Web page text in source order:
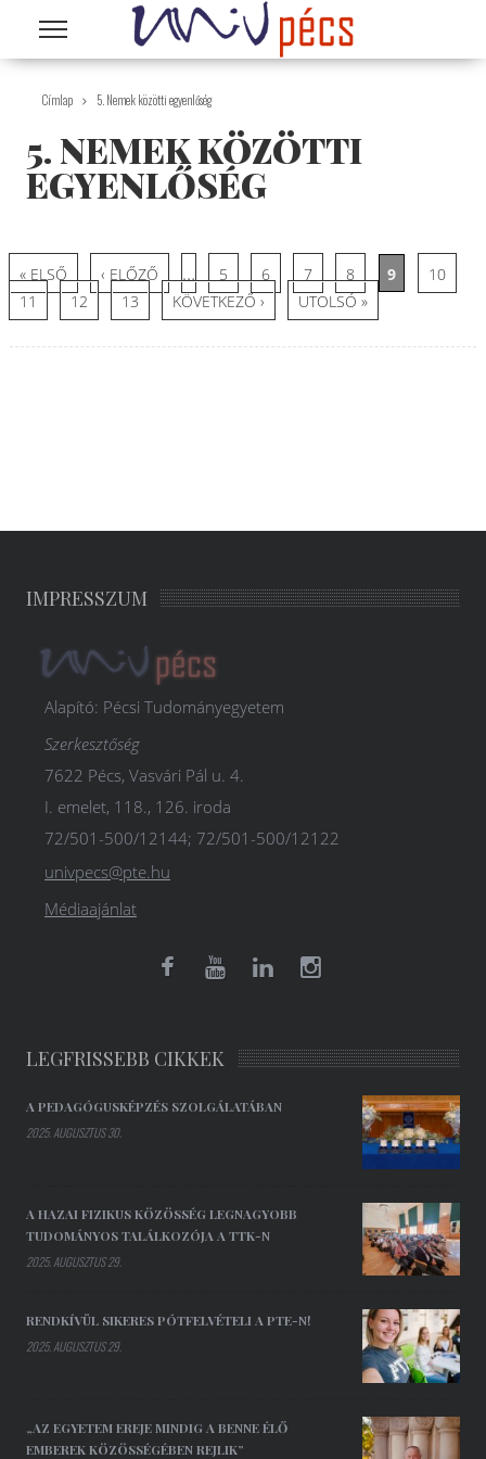
Ugrás a tartalomra
Címlap 5. Nemek közötti egyenlőség
5. NEMEK KÖZÖTTI
EGYENLŐSÉG
Oldalak
« ELSŐ ‹ ELŐZŐ … 5 6 7 8 9
10
11
12 13 KÖVETKEZŐ › UTOLSÓ »
IMPRESSZUM
Alapító: Pécsi Tudományegyetem
Szerkesztőség
7622 Pécs, Vasvári Pál u. 4.
I. emelet, 118., 126. iroda
72/501-500/12144; 72/501-500/12122
univpecs@pte.hu
Médiaajánlat
LEGFRISSEBB CIKKEK
A PEDAGÓGUSKÉPZÉS SZOLGÁLATÁBAN
2025. AUGUSZTUS 30.
A HAZAI FIZIKUS KÖZÖSSÉG LEGNAGYOBB
TUDOMÁNYOS TALÁLKOZÓJA A TTK-N
2025. AUGUSZTUS 29.
RENDKÍVÜL SIKERES PÓTFELVÉTELI A PTE-N!
2025. AUGUSZTUS 29.
„AZ EGYETEM EREJE MINDIG A BENNE ÉLŐ
EMBEREK KÖZÖSSÉGÉBEN REJLIK”